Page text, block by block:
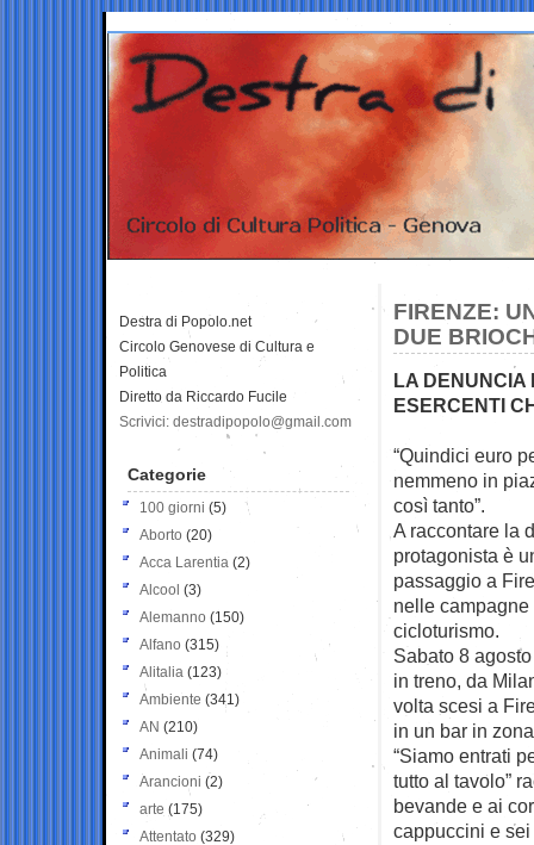
FIRENZE:
DUE
LA DENUNCIA
ESERCENTI
“Quindici euro
nemmeno in
così tanto”.
A raccontare la
protagonista è
passaggio a
nelle
cicloturismo.
Sabato 8
in treno, da
volta scesi a
in un bar in
“Siamo entrati
tutto al tavolo”
bevande e ai
cappuccini e
Destra di Popolo.net
Circolo Genovese di Cultura e
Politica
Diretto da Riccardo Fucile
Scrivici: destradipopolo@gmail.com
Categorie
100 giorni (5)
Aborto (20)
Acca Larentia (2)
Alcool (3)
Alemanno (150)
Alfano (315)
Alitalia (123)
Ambiente (341)
AN (210)
Animali (74)
Arancioni (2)
arte (175)
Attentato (329)